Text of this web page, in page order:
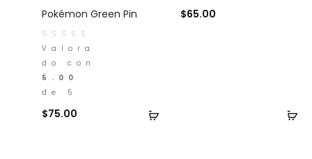
Añadir
Pokémon Green Pin
Valora
do con
5.00
de 5
$75.00
$65.00